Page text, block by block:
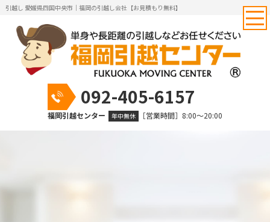
引越し 愛媛県四国中央市｜福岡の引越し会社【お見積もり無料】
092-405-6157
福岡引越センター 年中無休 ［営業時間］8:00～20:00